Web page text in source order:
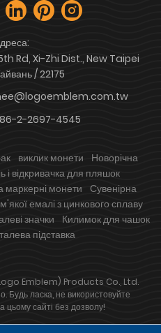
Rd, Xi-Zhi Dist., New Taipei
/ 22175
2-2697-4545
виклик монети
Новорічна
і відкривачка для пляшок
маркерні монети Сувенірна
емалі з цинкового сплаву
значки
Килимок для чашок
підставка
Emblem) Products Co., Ltd.
Будь ласка, не використовуйте
цьому сайті без дозволу!